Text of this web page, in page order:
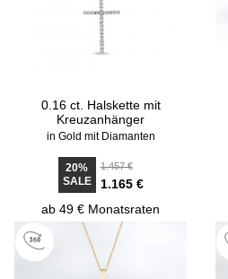
0.16 ct. Halskette mit
Kreuzanhänger
in Gold mit Diamanten
20%
SALE
1.457 €
1.165 €
ab 49 € Monatsraten